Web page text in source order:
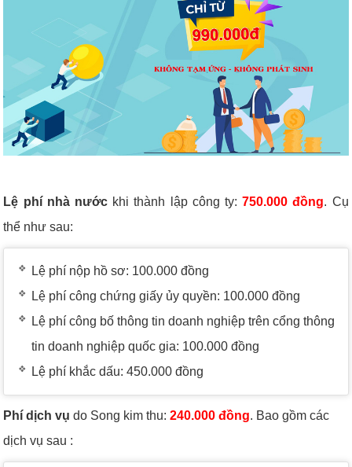
Lệ phí nhà nước khi thành lập công ty:750.000 đồng. Cụ
thể như sau:
Lệ phí nộp hồ sơ: 100.000 đồng
Lệ phí công chứng giấy ủy quyền: 100.000 đồng
Lệ phí công bố thông tin doanh nghiệp trên cổng thông
tin doanh nghiệp quốc gia: 100.000 đồng
Lệ phí khắc dấu: 450.000 đồng
Phí dịch vụ do Song kim thu:240.000 đồng. Bao gồm các
dịch vụ sau :